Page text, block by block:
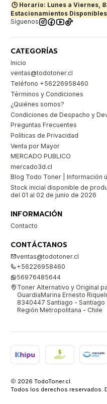
🕒 Horario: Lunes a Viernes,
Estacionamientos Disponibles
Síguenos
CATEGORÍAS
Inicio
ventas@todotoner.cl
Teléfono +56226958460
Términos y Condiciones
¿Quiénes somos?
Condiciones de Despacho y
Preguntas Frecuentes
Políticas de Privacidad
Venta por Mayor
MERCADO PUBLICO
mercado3d.cl
Blog Todo Toner | Información
Stock inicial disponible de
del 01 al 02 de junio de 2026
INFORMACIÓN
Contacto
CONTÁCTANOS
ventas@todotoner.cl
+56226958460
56976485644
Toner Alternativo y Original
GuardiaMarina Ernesto
8340447 Santiago - Santiago
Región Metropolitana - Chile
2026 TodoToner.cl.
Todos los derechos reservados.